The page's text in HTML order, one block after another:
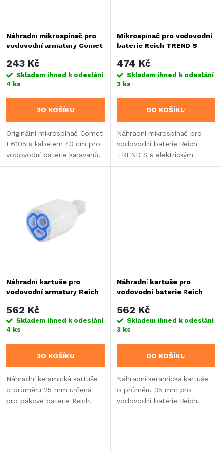
p
r
o
d
u
k
s
p
r
o
d
u
Náhradní mikrospínač pro
vodovodní armatury Comet
243 Kč
Skladem ihned k odeslání
4 ks
DO KOŠÍKU
Originální mikrospínač Comet
E6105 s kabelem 40 cm pro
vodovodní baterie karavanů.
Kompatibilní s 11+ modely
Mikrospínač pro vodovodní
baterie Reich TREND S
474 Kč
Skladem ihned k odeslání
3 ks
DO KOŠÍKU
Náhradní mikrospínač pro
vodovodní baterie Reich
TREND S s elektrickým
zatížením 4A a krytím IP67.
Náhradní kartuše pro
vodovodní armatury Reich
562 Kč
Skladem ihned k odeslání
4 ks
DO KOŠÍKU
Náhradní keramická kartuše
o průměru 25 mm určená
pro pákové baterie Reich.
Kompatibilní s řadami Trend,
Náhradní kartuše pro
vodovodní baterie Reich
562 Kč
Skladem ihned k odeslání
3 ks
DO KOŠÍKU
Náhradní keramická kartuše
o průměru 35 mm pro
vodovodní baterie Reich.
Kompatibilní s modely Duett,